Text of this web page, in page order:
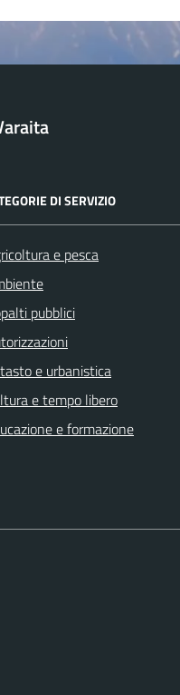
DI SERVIZIO
e pesca
pubblici
e urbanistica
e tempo libero
e formazione